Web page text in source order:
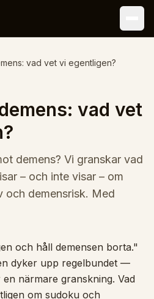
vad vet vi egentligen?
vad vet
demens? Vi granskar vad
– och inte visar – om
och demensrisk. Med
och håll demensen borta."
dyker upp regelbundet —
närmare granskning. Vad
om sudoku och